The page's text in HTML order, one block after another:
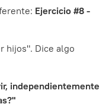
Ejercicio #8 -
hijos". Dice algo
independientemente